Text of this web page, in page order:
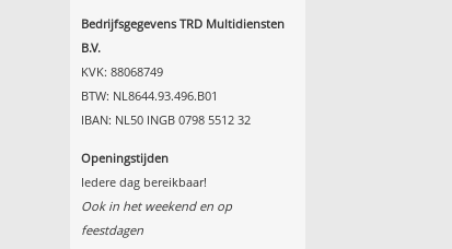
Bedrijfsgegevens TRD Multidiensten
B.V.
KVK: 88068749
BTW: NL8644.93.496.B01
IBAN: NL50 INGB 0798 5512 32
Openingstijden
Iedere dag bereikbaar!
Ook in het weekend en op
feestdagen